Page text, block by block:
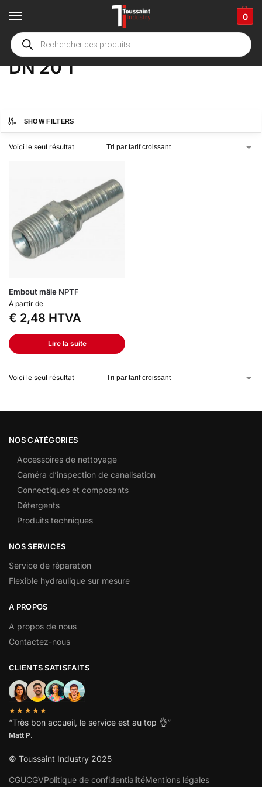
0
Accueil boutique / Product Options
DN 20 1"
SHOW FILTERS
Voici le seul résultat
Embout mâle NPTF
À partir de
€ 2,48 HTVA
Lire la suite
Voici le seul résultat
NOS CATÉGORIES
Accessoires de nettoyage
Caméra d’inspection de canalisation
Connectiques et composants
Détergents
Produits techniques
NOS SERVICES
Service de réparation
Flexible hydraulique sur mesure
A PROPOS
A propos de nous
Contactez-nous
CLIENTS SATISFAITS
★★★★★
“Très bon accueil, le service est au top 👌”
Matt P.
© Toussaint Industry 2025
CGUCGVPolitique de confidentialitéMentions légales